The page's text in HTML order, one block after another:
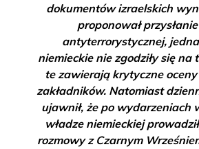
dokumentów izraelskich
proponował
antyterrorystycznej,
niemieckie nie zgodziły się na
te zawierają krytyczne
zakładników. Natomiast
ujawnił, że po wydarzeniach
władze niemieckiej
rozmowy z Czarnym